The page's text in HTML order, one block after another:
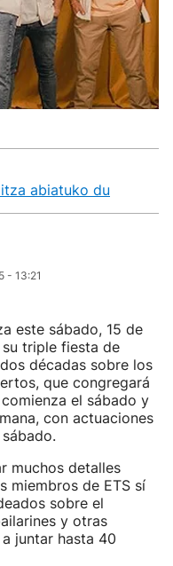
abiatuko du
- 13:21
este sábado, 15 de
su triple fiesta de
décadas sobre los
que congregará
el sábado y
con actuaciones
muchos detalles
miembros de ETS sí
sobre el
y otras
juntar hasta 40